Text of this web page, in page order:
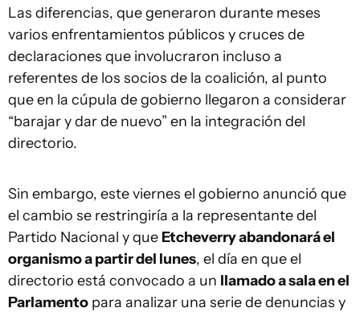
Las diferencias, que generaron durante meses
varios enfrentamientos públicos y cruces de
declaraciones que involucraron incluso a
referentes de los socios de la coalición, al punto
que en la cúpula de gobierno llegaron a considerar
“barajar y dar de nuevo” en la integración del
directorio.
Sin embargo, este viernes el gobierno anunció que
el cambio se restringiría a la representante del
Partido Nacional y que Etcheverry abandonará el
organismo a partir del lunes, el día en que el
directorio está convocado a un llamado a sala en el
Parlamento para analizar una serie de denuncias y